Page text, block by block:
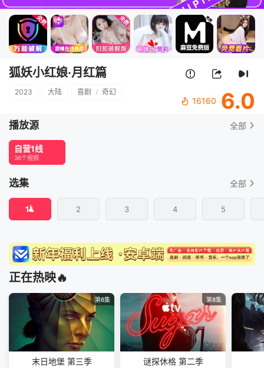
狐妖小红娘·月红篇
2023 大陆 喜剧 / 奇幻
16160 6.0
播放源 全部
自营1线
36个视频
选集 全部
1 2 3 4 5
正在热映🔥
第6集
末日地堡 第三季
第8集
谜探休格 第二季